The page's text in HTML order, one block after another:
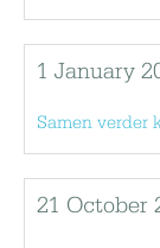
1 January
Samen verder
21 October